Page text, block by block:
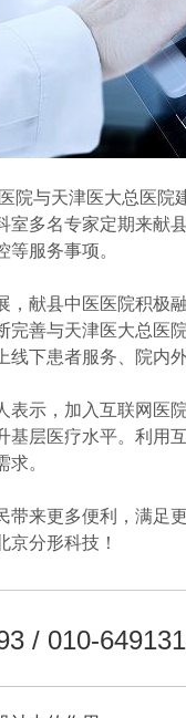
与天津医大总医院
室多名专家定期来献
服务事项。
献县中医医院积极
完善与天津医大总医
下患者服务、院内
示，加入互联网医院
层医疗水平。利用
。
来更多便利，满足
京分形科技！
/ 010-